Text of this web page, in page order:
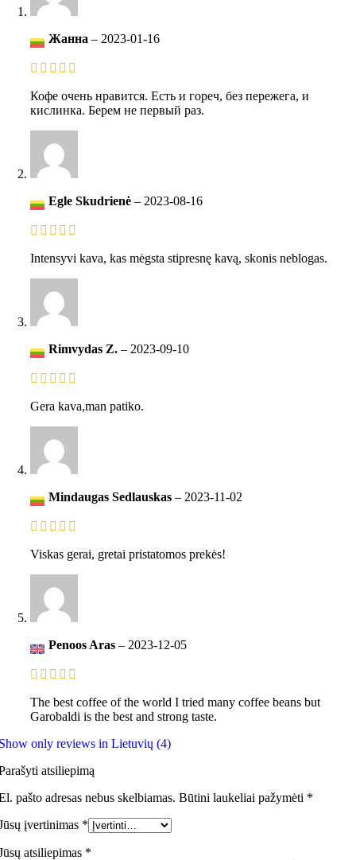
Жанна – 2023-01-16
Кофе очень нравится. Есть и гореч, без пережега, и
кислинка. Берем не первый раз.
Egle Skudrienė – 2023-08-16
Intensyvi kava, kas mėgsta stipresnę kavą, skonis neblogas.
Rimvydas Z. – 2023-09-10
Gera kava,man patiko.
Mindaugas Sedlauskas – 2023-11-02
Viskas gerai, gretai pristatomos prekės!
Penoos Aras – 2023-12-05
The best coffee of the world I tried many coffee beans but
Garobaldi is the best and strong taste.
only reviews in Lietuvių (4)
atsiliepimą
pašto adresas nebus skelbiamas. Būtini laukeliai pažymėti *
įvertinimas *
atsiliepimas *